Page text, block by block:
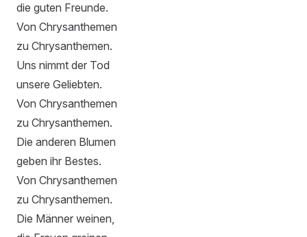
die guten Freunde.
Von Chrysanthemen
zu Chrysanthemen.
Uns nimmt der Tod
unsere Geliebten.
Von Chrysanthemen
zu Chrysanthemen.
Die anderen Blumen
geben ihr Bestes.
Von Chrysanthemen
zu Chrysanthemen.
Die Männer weinen,